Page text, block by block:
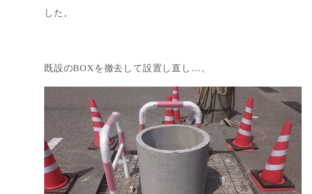
した。
既設のBOXを撤去して設置し直し…。